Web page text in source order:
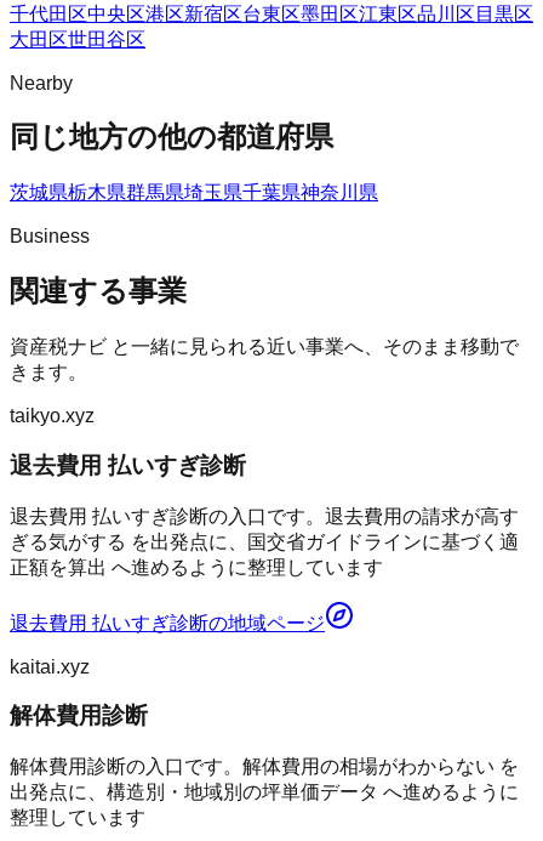
千代田区中央区港区新宿区台東区墨田区江東区品川区 目黒区
大田区世田谷区
Nearby
同じ地方の他の都道府県
茨城県栃木県群馬県埼玉県千葉県神奈川県
Business
関連する事業
資産税ナビ と一緒に見られる近い事業へ、そのまま移動で
きます。
taikyo.xyz
退去費用 払いすぎ診断
退去費用 払いすぎ診断の入口です。退去費用の請求が高す
ぎる気がする を出発点に、国交省ガイドラインに基づく適
正額を算出 へ進めるように整理しています
退去費用 払いすぎ診断の地域ページ
kaitai.xyz
解体費用診断
解体費用診断の入口です。解体費用の相場がわからない を
出発点に、構造別・地域別の坪単価データ へ進めるように
整理しています